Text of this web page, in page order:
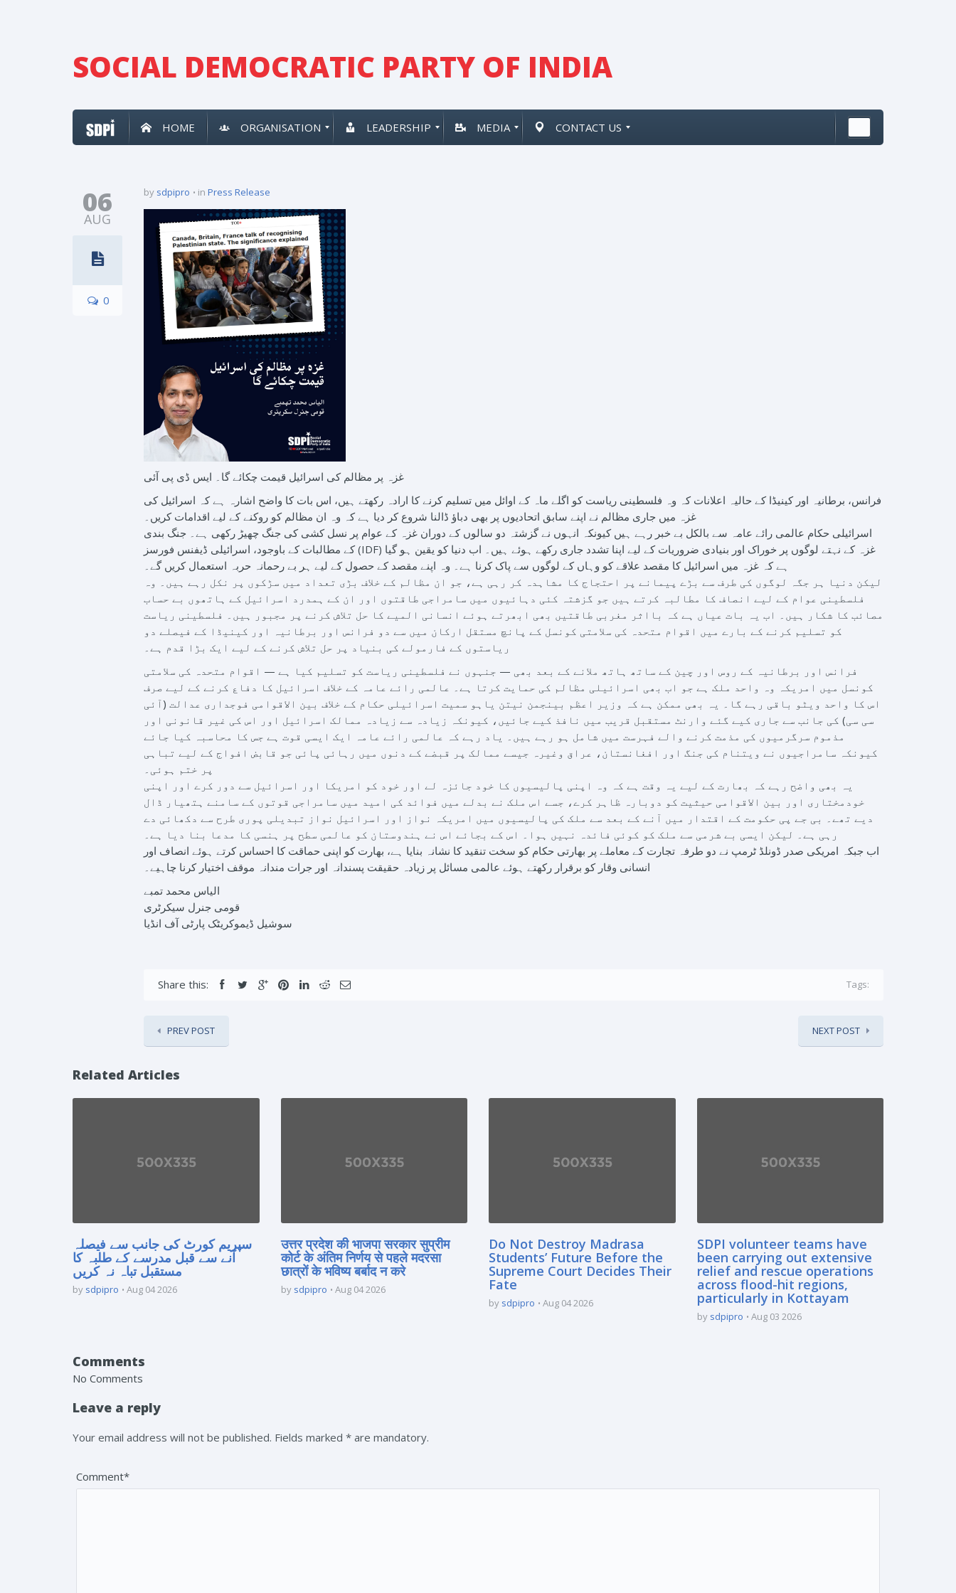
SOCIAL DEMOCRATIC PARTY OF INDIA
HOME ORGANISATION LEADERSHIP MEDIA CONTACT US
06
AUG
0
by sdpipro in Press Release
غزہ پر مظالم کی اسرائیل قیمت چکائے گا۔ ایس ڈی پی آئی
فرانس، برطانیہ اور کینیڈا کے حالیہ اعلانات کہ وہ فلسطینی ریاست کو اگلے ماہ کے اوائل میں تسلیم کرنے کا ارادہ رکھتے ہیں، اس بات کا واضح اشارہ ہے کہ اسرائیل کی
غزہ میں جاری مظالم نے اپنے سابق اتحادیوں پر بھی دباؤ ڈالنا شروع کر دیا ہے کہ وہ ان مظالم کو روکنے کے لیے اقدامات کریں۔
اسرائیلی حکام عالمی رائے عامہ سے بالکل بے خبر رہے ہیں کیونکہ انہوں نے گزشتہ دو سالوں کے دوران غزہ کے عوام پر نسل کشی کی جنگ چھیڑ رکھی ہے۔ جنگ بندی
کے مطالبات کے باوجود، اسرائیلی ڈیفنس فورسز (IDF) غزہ کے نہتے لوگوں پر خوراک اور بنیادی ضروریات کے لیے اپنا تشدد جاری رکھے ہوئے ہیں۔ اب دنیا کو یقین ہو گیا
ہے کہ غزہ میں اسرائیل کا مقصد علاقے کو وہاں کے لوگوں سے پاک کرنا ہے۔ وہ اپنے مقصد کے حصول کے لیے ہر بے رحمانہ حربہ استعمال کریں گے۔
لیکن دنیا ہر جگہ لوگوں کی طرف سے بڑے پیمانے پر احتجاج کا مشاہدہ کر رہی ہے، جو ان مظالم کے خلاف بڑی تعداد میں سڑکوں پر نکل رہے ہیں۔ وہ
فلسطینی عوام کے لیے انصاف کا مطالبہ کرتے ہیں جو گزشتہ کئی دہائیوں میں سامراجی طاقتوں اور ان کے ہمدرد اسرائیل کے ہاتھوں بے حساب
مصائب کا شکار ہیں۔ اب یہ بات عیاں ہے کہ بااثر مغربی طاقتیں بھی ابھرتے ہوئے انسانی المیے کا حل تلاش کرنے پر مجبور ہیں۔ فلسطینی ریاست
کو تسلیم کرنے کے بارے میں اقوام متحدہ کی سلامتی کونسل کے پانچ مستقل ارکان میں سے دو فرانس اور برطانیہ اور کینیڈا کے فیصلے دو
ریاستوں کے فارمولے کی بنیاد پر حل تلاش کرنے کے لیے ایک بڑا قدم ہے۔
فرانس اور برطانیہ کے روس اور چین کے ساتھ ہاتھ ملانے کے بعد بھی — جنہوں نے فلسطینی ریاست کو تسلیم کیا ہے — اقوام متحدہ کی سلامتی
کونسل میں امریکہ وہ واحد ملک ہے جو اب بھی اسرائیلی مظالم کی حمایت کرتا ہے۔ عالمی رائے عامہ کے خلاف اسرائیل کا دفاع کرنے کے لیے صرف
اس کا واحد ویٹو باقی رہے گا۔ یہ بھی ممکن ہے کہ وزیر اعظم بینجمن نیتن یاہو سمیت اسرائیلی حکام کے خلاف بین الاقوامی فوجداری عدالت (آئی
سی سی) کی جانب سے جاری کیے گئے وارنٹ مستقبل قریب میں نافذ کیے جائیں، کیونکہ زیادہ سے زیادہ ممالک اسرائیل اور اس کی غیر قانونی اور
مذموم سرگرمیوں کی مذمت کرنے والے فہرست میں شامل ہو رہے ہیں۔ یاد رہے کہ عالمی رائے عامہ ایک ایسی قوت ہے جس کا محاسبہ کیا جائے
کیونکہ سامراجیوں نے ویتنام کی جنگ اور افغانستان، عراق وغیرہ جیسے ممالک پر قبضے کے دنوں میں رہائی پائی جو قابض افواج کے لیے تباہی
پر ختم ہوئی۔
یہ بھی واضح رہے کہ بھارت کے لیے یہ وقت ہے کہ وہ اپنی پالیسیوں کا خود جائزہ لے اور خود کو امریکا اور اسرائیل سے دور کرے اور اپنی
خودمختاری اور بین الاقوامی حیثیت کو دوبارہ ظاہر کرے، جسے اس ملک نے بدلے میں فوائد کی امید میں سامراجی قوتوں کے سامنے ہتھیار ڈال
دیے تھے۔ بی جے پی حکومت کے اقتدار میں آنے کے بعد سے ملک کی پالیسیوں میں امریکہ نواز اور اسرائیل نواز تبدیلی پوری طرح سے دکھائی دے
رہی ہے۔ لیکن ایسی بے شرمی سے ملک کو کوئی فائدہ نہیں ہوا۔ اس کے بجائے اس نے ہندوستان کو عالمی سطح پر ہنسی کا مدعا بنا دیا ہے۔
اب جبکہ امریکی صدر ڈونلڈ ٹرمپ نے دو طرفہ تجارت کے معاملے پر بھارتی حکام کو سخت تنقید کا نشانہ بنایا ہے، بھارت کو اپنی حماقت کا احساس کرتے ہوئے انصاف اور
انسانی وقار کو برقرار رکھتے ہوئے عالمی مسائل پر زیادہ حقیقت پسندانہ اور جرات مندانہ موقف اختیار کرنا چاہیے۔
الیاس محمد تمبے
قومی جنرل سیکرٹری
سوشیل ڈیموکریٹک پارٹی آف انڈیا
Share this: Tags:
PREV POST NEXT POST
Related Articles
سپریم کورٹ کی جانب سے فیصلہ
آنے سے قبل مدرسے کے طلبہ کا
مستقبل تباہ نہ کریں
by sdpipro Aug 04 2026
उत्तर प्रदेश की भाजपा सरकार सुप्रीम
कोर्ट के अंतिम निर्णय से पहले मदरसा
छात्रों के भविष्य बर्बाद न करे
by sdpipro Aug 04 2026
Do Not Destroy Madrasa
Students’ Future Before the
Supreme Court Decides Their
Fate
by sdpipro Aug 04 2026
SDPI volunteer teams have
been carrying out extensive
relief and rescue operations
across flood-hit regions,
particularly in Kottayam
by sdpipro Aug 03 2026
Comments
No Comments
Leave a reply
Your email address will not be published. Fields marked * are mandatory.
Comment*